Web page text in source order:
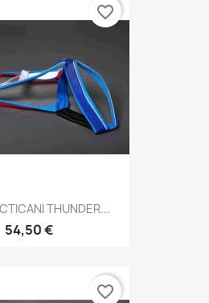
THUNDER...
54,50 €
favorite_border
favorite_border